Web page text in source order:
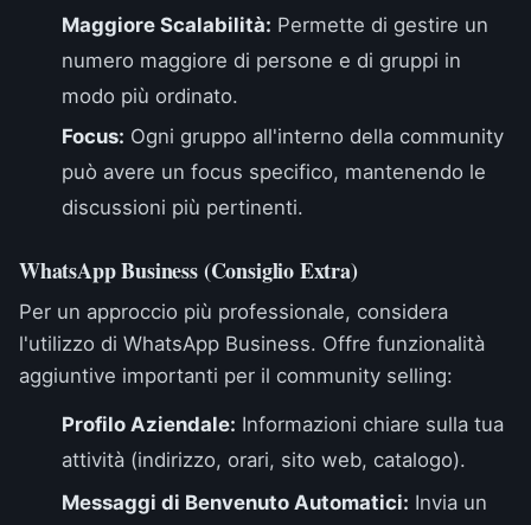
Maggiore Scalabilità: Permette di gestire un
numero maggiore di persone e di gruppi in
modo più ordinato.
Focus: Ogni gruppo all'interno della community
può avere un focus specifico, mantenendo le
discussioni più pertinenti.
WhatsApp Business (Consiglio Extra)
Per un approccio più professionale, considera
l'utilizzo di WhatsApp Business. Offre funzionalità
aggiuntive importanti per il community selling:
Profilo Aziendale: Informazioni chiare sulla tua
attività (indirizzo, orari, sito web, catalogo).
Messaggi di Benvenuto Automatici: Invia un